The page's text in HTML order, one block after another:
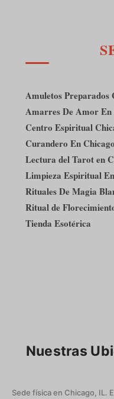
Amuletos Preparados
Amarres De Amor En
Centro Espiritual
Curandero En Chicago
Lectura del Tarot en
Limpieza Espiritual
Rituales De Magia
Ritual de
Tienda Esotérica
Nuestras
Sede física en Chicago, IL.